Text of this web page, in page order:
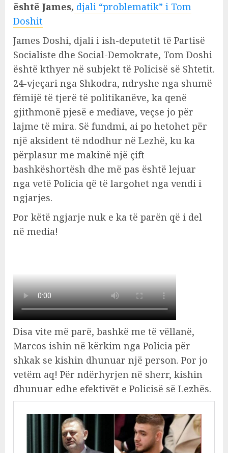
është James, djali “problematik” i Tom
Doshit
James Doshi, djali i ish-deputetit të Partisë
Socialiste dhe Social-Demokrate, Tom Doshi
është kthyer në subjekt të Policisë së Shtetit.
24-vjeçari nga Shkodra, ndryshe nga shumë
fëmijë të tjerë të politikanëve, ka qenë
gjithmonë pjesë e mediave, veçse jo për
lajme të mira. Së fundmi, ai po hetohet për
një aksident të ndodhur në Lezhë, ku ka
përplasur me makinë një çift
bashkëshortësh dhe më pas është lejuar
nga vetë Policia që të largohet nga vendi i
ngjarjes.
Por këtë ngjarje nuk e ka të parën që i del
në media!
Disa vite më parë, bashkë me të vëllanë,
Marcos ishin në kërkim nga Policia për
shkak se kishin dhunuar një person. Por jo
vetëm aq! Për ndërhyrjen në sherr, kishin
dhunuar edhe efektivët e Policisë së Lezhës.